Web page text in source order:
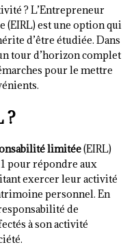
? L’Entrepreneur
est une option qui
d’être étudiée. Dans
tour d’horizon complet
pour le mettre
?
limitée(EIRL)
pour répondre aux
exercer leur activité
personnel. En
de
à son activité